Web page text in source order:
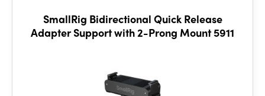
SmallRig Bidirectional Quick Release
Adapter Support with 2-Prong Mount 5911